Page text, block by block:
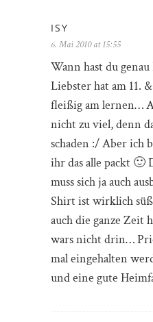
ISY
6. Mai 2010 at 15:55
Wann hast du
Liebster hat am 11.
fleißig am lernen…
nicht zu viel, denn
schaden :/ Aber ich
ihr das alle packt 🙂
muss sich ja auch
Shirt ist wirklich
auch die ganze Zeit
wars nicht drin…
mal eingehalten
und eine gute